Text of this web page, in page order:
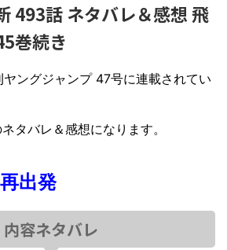
493話 ネタバレ＆感想 飛
巻続き
ングジャンプ 47号に連載されてい
タバレ＆感想になります。
出発
内容ネタバレ